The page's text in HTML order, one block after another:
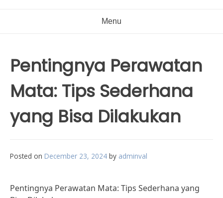
Menu
Pentingnya Perawatan
Mata: Tips Sederhana
yang Bisa Dilakukan
Posted on December 23, 2024 by adminval
Pentingnya Perawatan Mata: Tips Sederhana yang